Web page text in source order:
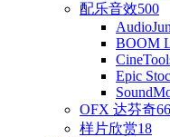
配乐音效500
BOOM
Epic
OFX 达芬奇
样片欣赏18